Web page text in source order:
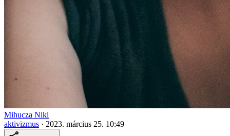
Mihucza Niki
aktivizmus · 2023. március 25. 10:49